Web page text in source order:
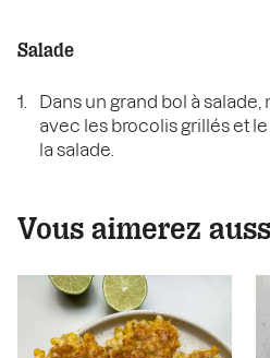
Salade
Dans un grand bol à
avec les brocolis grillés et
la salade.
Vous aimerez